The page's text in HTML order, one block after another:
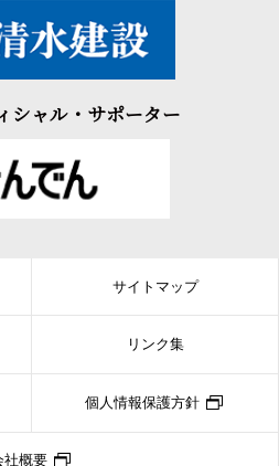
シャル・サポーター
サイトマップ
リンク集
個人情報保護方針
社概要